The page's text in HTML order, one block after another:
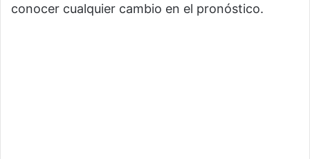
conocer cualquier cambio en el pronóstico.